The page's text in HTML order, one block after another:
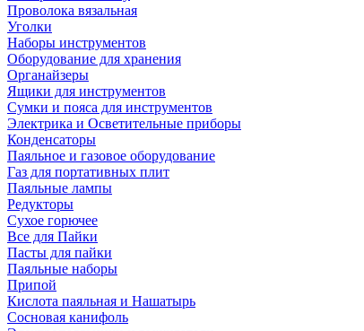
Проволока вязальная
Уголки
Наборы инструментов
Оборудование для хранения
Органайзеры
Ящики для инструментов
Сумки и пояса для инструментов
Электрика и Осветительные приборы
Конденсаторы
Паяльное и газовое оборудование
Газ для портативных плит
Паяльные лампы
Редукторы
Сухое горючее
Все для Пайки
Пасты для пайки
Паяльные наборы
Припой
Кислота паяльная и Нашатырь
Сосновая канифоль